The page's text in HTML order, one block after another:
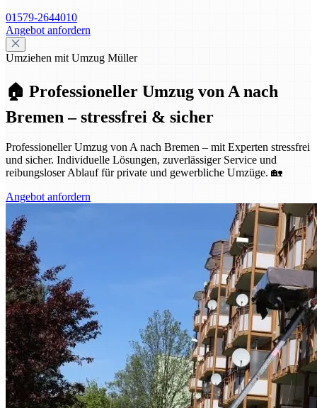
01579-2644010
Angebot anfordern
Umziehen mit Umzug Müller
🏠 Professioneller Umzug von A nach
Bremen – stressfrei & sicher
Professioneller Umzug von A nach Bremen – mit Experten stressfrei
und sicher. Individuelle Lösungen, zuverlässiger Service und
reibungsloser Ablauf für private und gewerbliche Umzüge. 🏡
Angebot anfordern